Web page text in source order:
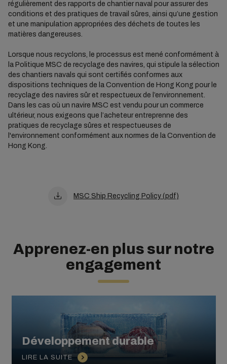
régulièrement des rapports de chantier naval pour assurer des
conditions et des pratiques de travail sûres, ainsi qu’une gestion
et une manipulation appropriées des déchets de toutes les
matières dangereuses.
Lorsque nous recyclons, le processus est mené conformément à
la Politique MSC de recyclage des navires, qui stipule la sélection
des chantiers navals qui sont certifiés conformes aux
dispositions techniques de la Convention de Hong Kong pour le
recyclage des navires sûr et respectueux de l’environnement.
Dans les cas où un navire MSC est vendu pour un commerce
ultérieur, nous exigeons que l’acheteur entreprenne des
pratiques de recyclage sûres et respectueuses de
l'environnement conformément aux normes de la Convention de
Hong Kong.
MSC Ship Recycling Policy (pdf)
Apprenez-en plus sur notre
engagement
Développement durable
LIRE LA SUITE